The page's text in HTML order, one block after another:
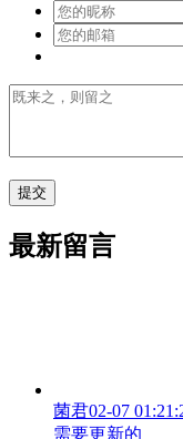
最新留言
菌君02-07
需要更新的